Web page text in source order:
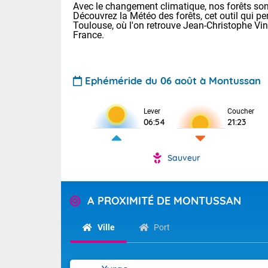
Pour la
Tendance
Avec le changement climatique, nos forêts
Découvrez la Météo des forêts, cet outil qui
Toulouse, où l'on retrouve Jean-Christophe
France.
Ephéméride du 06 août à Montussan
Lever
06:54
Coucher
21:23
Sauveur
A PROXIMITÉ DE MONTUSSAN
Ville Port
Voici les
: 18/23 Paris
Clermont-
Lille : 19/24
Cet après-
Risque
Sur le Sud-